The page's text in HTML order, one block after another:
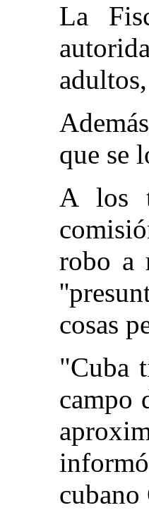
La
que se
A los
robo a
cosas
"Cuba
campo
cubano